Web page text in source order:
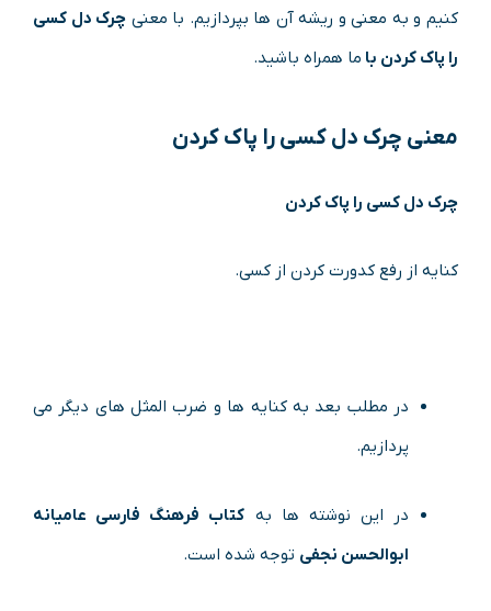
کنیم و به معنی و ریشه آن ها بپردازیم. با معنی چرک دل کسی
را پاک کردن با ما همراه باشید.
معنی چرک دل کسی را پاک کردن
چرک دل کسی را پاک کردن
کنایه از رفع کدورت کردن از کسی.
در مطلب بعد به کنایه ها و ضرب المثل های دیگر می
پردازیم.
در این نوشته ها به کتاب فرهنگ فارسی عامیانه
ابوالحسن نجفی توجه شده است.